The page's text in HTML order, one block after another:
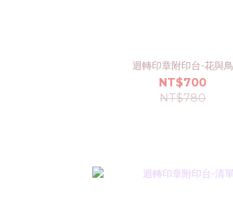
迴轉印章附印台-花與鳥
NT$700
NT$780